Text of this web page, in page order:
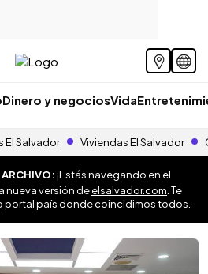
Dinero y negociosVida
El Salvador Viviendas El Salvador
¡Estás navegando en el
nueva versión deelsalvador.com . Te
portal país donde coincidimos todos.